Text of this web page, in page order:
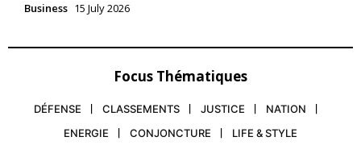
Business 15 July 2026
Focus Thématiques
DÉFENSE CLASSEMENTS JUSTICE
NATION
ENERGIE
CONJONCTURE LIFE & STYLE